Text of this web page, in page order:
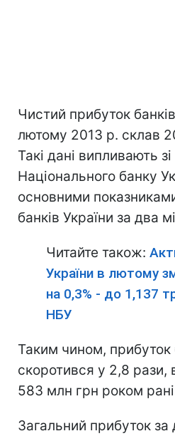
Чистий прибуток
лютому 2013 р. склав
Такі дані випливають зі
Національного банку
основними
банків України за два
Читайте також:
України в лютому
на 0,3% - до 1,137
НБУ
Таким чином, прибуток
скоротився у 2,8 рази,
583 млн грн роком
Загальний прибуток за